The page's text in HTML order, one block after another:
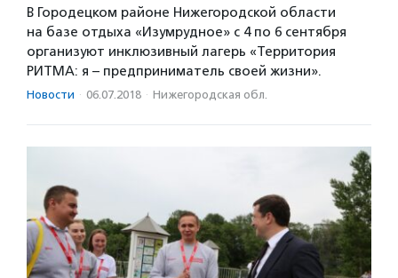
В Городецком районе Нижегородской области
на базе отдыха «Изумрудное» с 4 по 6 сентября
организуют инклюзивный лагерь «Территория
РИТМА: я – предприниматель своей жизни».
Новости · 06.07.2018 · Нижегородская обл.